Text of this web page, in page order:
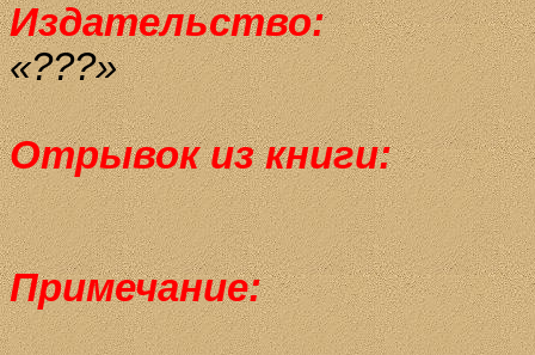
Издательство:
«???»
Отрывок из книги:
Примечание: